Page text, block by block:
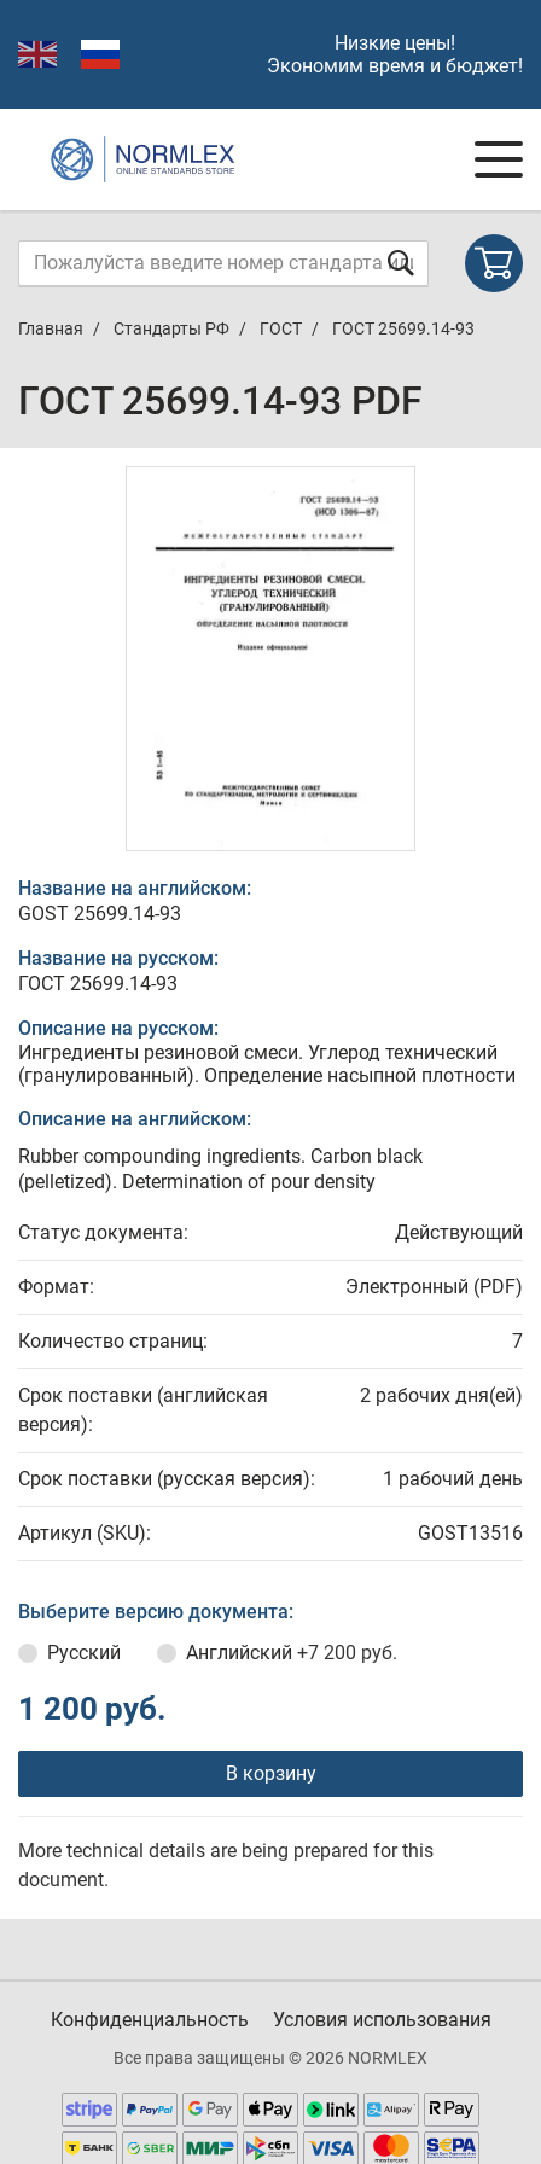
Низкие цены!
Экономим время и бюджет!
Главная Стандарты РФ ГОСТ ГОСТ 25699.14-93
ГОСТ 25699.14-93 PDF
Название на английском:
GOST 25699.14-93
Название на русском:
ГОСТ 25699.14-93
Описание на русском:
Ингредиенты резиновой смеси. Углерод технический
(гранулированный). Определение насыпной плотности
Описание на английском:
Rubber compounding ingredients. Carbon black
(pelletized). Determination of pour density
Статус документа: Действующий
Формат: Электронный (PDF)
Количество страниц: 7
Срок поставки (английская
версия):
2 рабочих дня(ей)
Срок поставки (русская версия): 1 рабочий день
Артикул (SKU): GOST13516
Выберите версию документа:
Русский
Английский +7 200 руб.
1 200 руб.
В корзину
More technical details are being prepared for this
document.
Конфиденциальность Условия использования
Все права защищены © 2026 NORMLEX